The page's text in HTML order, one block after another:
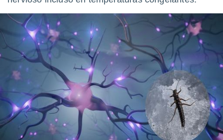
y
forma
digital
basada
permite
seguir
contenido
coste.
ACEPTAR
Y
CONTINUAR